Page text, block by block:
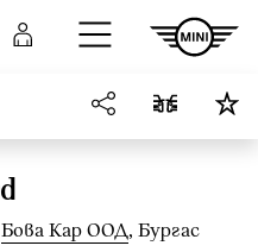
Вход
Бова Кар ООД, Бургас